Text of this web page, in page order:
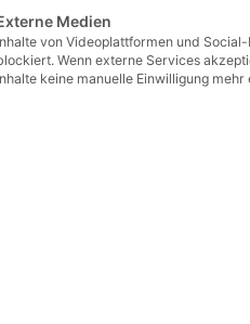
aus
Steine werden leicht
passt das besonders gut
Tipp: Arbeiten Sie „frei
große Rücksicht auf
Medien
von Videoplattformen und
Wenn externe Services
keine manuelle Einwilligung